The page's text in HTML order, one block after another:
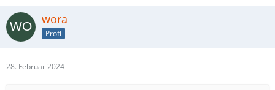
wora
Profi
28. Februar 2024